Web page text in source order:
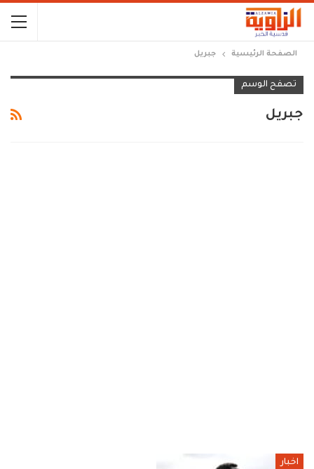
الصفحة الرئيسية جبريل
تصفح الوسم
جبريل
اخبار